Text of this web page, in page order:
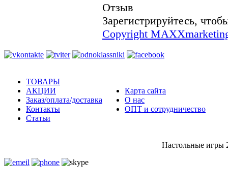
Отзыв
Зарегистрируйтесь,
Copyright
ТОВАРЫ
АКЦИИ
Заказ/оплата/доставка
Контакты
Статьи
Карта сайта
О нас
ОПТ и сотрудничество